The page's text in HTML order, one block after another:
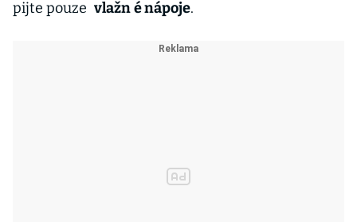
pijte pouze vlažn é nápoje.